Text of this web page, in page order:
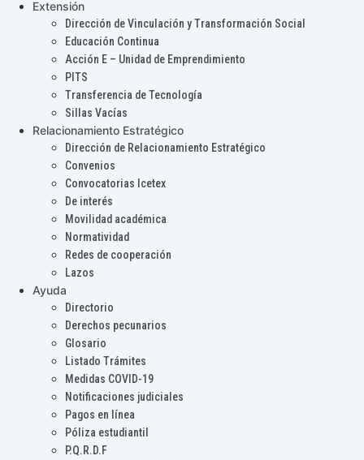
Extensión
Dirección de Vinculación y Transformación Social
Educación Continua
Acción E – Unidad de Emprendimiento
PITS
Transferencia de Tecnología
Sillas Vacías
Relacionamiento Estratégico
Dirección de Relacionamiento Estratégico
Convenios
Convocatorias Icetex
De interés
Movilidad académica
Normatividad
Redes de cooperación
Lazos
Ayuda
Directorio
Derechos pecunarios
Glosario
Listado Trámites
Medidas COVID-19
Notificaciones judiciales
Pagos en línea
Póliza estudiantil
P.Q.R.D.F